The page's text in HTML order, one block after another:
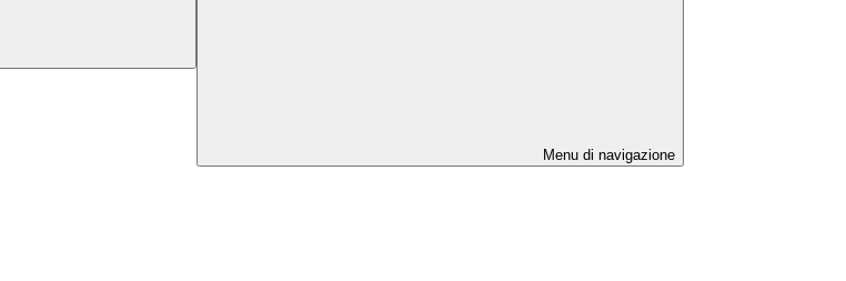
Menu di navigazione